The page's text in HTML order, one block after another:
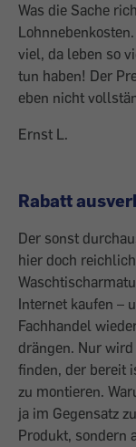
Was die Sache
viel, da leben so
tun haben! Der
eben nicht
Ernst L.
Rabatt
Der sonst
hier doch
Internet kaufen –
Fachhandel
drängen. Nur
finden, der bereit
zu montieren.
ja im Gegensatz
Produkt, sondern